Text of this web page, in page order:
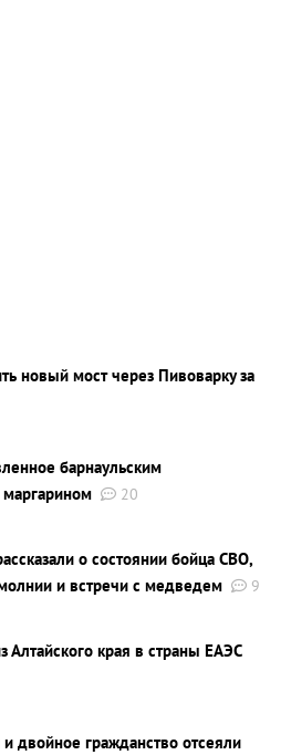
новый мост через Пивоварку за
барнаульским
маргарином
20
о состоянии бойца СВО,
и встречи с медведем
9
Алтайского края в страны ЕАЭС
двойное гражданство отсеяли